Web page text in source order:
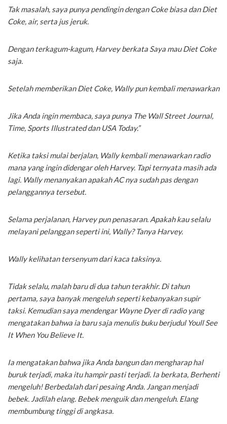
Tak masalah, saya punya pendingin dengan Coke biasa dan Diet
Coke, air, serta jus jeruk.
Dengan terkagum-kagum, Harvey berkata Saya mau Diet Coke
saja.
Setelah memberikan Diet Coke, Wally pun kembali menawarkan
Jika Anda ingin membaca, saya punya The Wall Street Journal,
Time, Sports Illustrated dan USA Today.”
Ketika taksi mulai berjalan, Wally kembali menawarkan radio
mana yang ingin didengar oleh Harvey. Tapi ternyata masih ada
lagi. Wally menanyakan apakah AC nya sudah pas dengan
pelanggannya tersebut.
Selama perjalanan, Harvey pun penasaran. Apakah kau selalu
melayani pelanggan seperti ini, Wally? Tanya Harvey.
Wally kelihatan tersenyum dari kaca taksinya.
Tidak selalu, malah baru di dua tahun terakhir. Di tahun
pertama, saya banyak mengeluh seperti kebanyakan supir
taksi. Kemudian saya mendengar Wayne Dyer di radio yang
mengatakan bahwa ia baru saja menulis buku berjudul Youll See
It When You Believe It.
Ia mengatakan bahwa jika Anda bangun dan mengharap hal
buruk terjadi, maka itu hampir pasti terjadi. Ia berkata, Berhenti
mengeluh! Berbedalah dari pesaing Anda. Jangan menjadi
bebek. Jadilah elang. Bebek menguik dan mengeluh. Elang
membumbung tinggi di angkasa.